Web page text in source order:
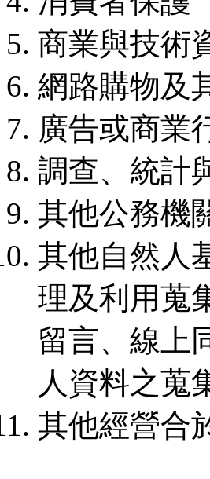
商業與技術
網路購物及
廣告或商業
調查、統計
其他公務機
其他自然人
理及利用蒐
留言、線上
人資料之蒐
其他經營合